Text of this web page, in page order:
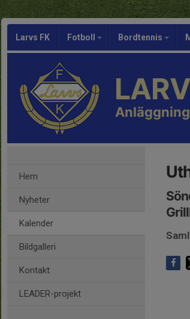
Larvs FK Fotboll Bordtennis
Hem
Nyheter
Kalender
Bildgalleri
Kontakt
LEADER-projekt